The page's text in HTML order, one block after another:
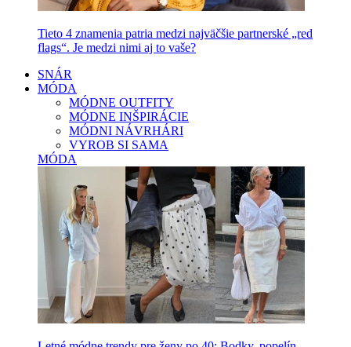
Tieto 4 znamenia patria medzi najväčšie partnerské „red
flags“. Je medzi nimi aj to vaše?
SNÁR
MÓDA
MÓDNE OUTFITY
MÓDNE INŠPIRÁCIE
MÓDNI NÁVRHÁRI
VYROB SI SAMA
MÓDA